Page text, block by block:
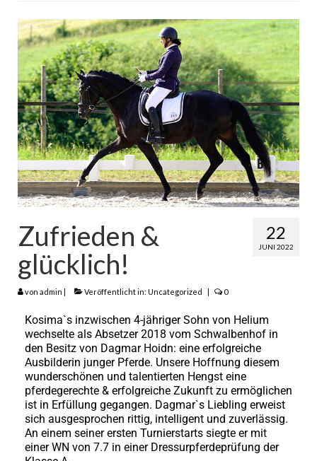
22
JUNI 2022
Zufrieden &
glücklich!
von admin | Veröffentlicht in: Uncategorized | 0
Kosima`s inzwischen 4-jähriger Sohn von Helium
wechselte als Absetzer 2018 vom Schwalbenhof in
den Besitz von Dagmar Hoidn: eine erfolgreiche
Ausbilderin junger Pferde. Unsere Hoffnung diesem
wunderschönen und talentierten Hengst eine
pferdegerechte & erfolgreiche Zukunft zu ermöglichen
ist in Erfüllung gegangen. Dagmar`s Liebling erweist
sich ausgesprochen rittig, intelligent und zuverlässig.
An einem seiner ersten Turnierstarts siegte er mit
einer WN von 7.7 in einer Dressurpferdeprüfung der